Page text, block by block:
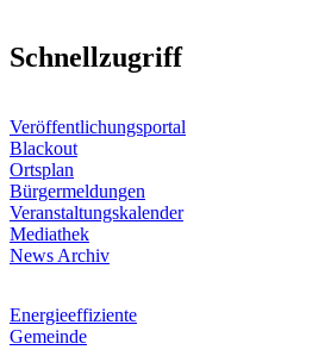
Schnellzugriff
Veröffentlichungsportal
Blackout
Ortsplan
Bürgermeldungen
Veranstaltungskalender
Mediathek
News Archiv
Energieeffiziente
Gemeinde